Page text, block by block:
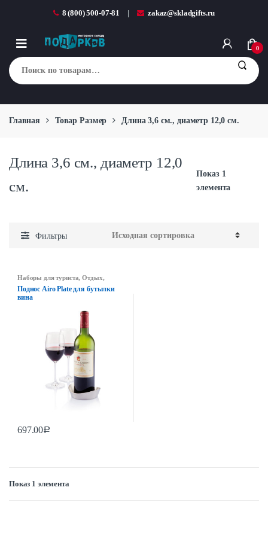
8 (800) 500-07-81 zakaz@skladgifts.ru
0
Искать:
Главная Товар Размер Длина 3,6 см., диаметр 12,0 см.
Длина 3,6 см., диаметр 12,0
см.
Показ 1
элемента
Фильтры
Наборы для туриста,Отдых,
Поднос Airo Plate для бутылки
вина
697.00Р
Показ 1 элемента